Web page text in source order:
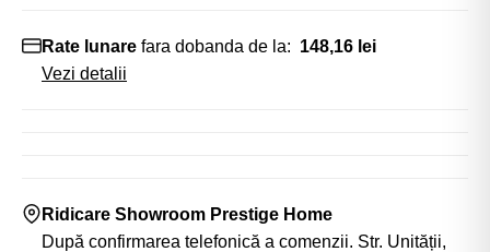
Rate lunare fara dobanda de la: 148,16 lei
Vezi detalii
Ridicare Showroom Prestige Home
După confirmarea telefonică a comenzii. Str. Unității,